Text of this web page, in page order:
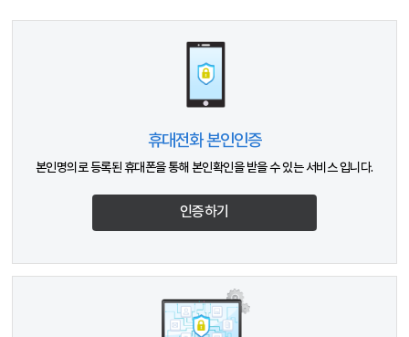
휴대전화 본인인증
본인명의로 등록된 휴대폰을 통해 본인확인을 받을 수 있는 서비스 입니다.
인증하기